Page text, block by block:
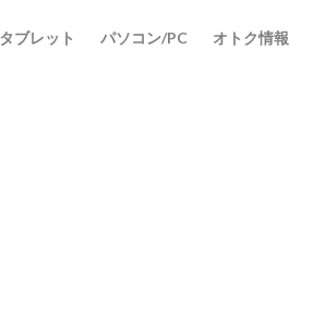
タブレット パソコン/PC オトク情報